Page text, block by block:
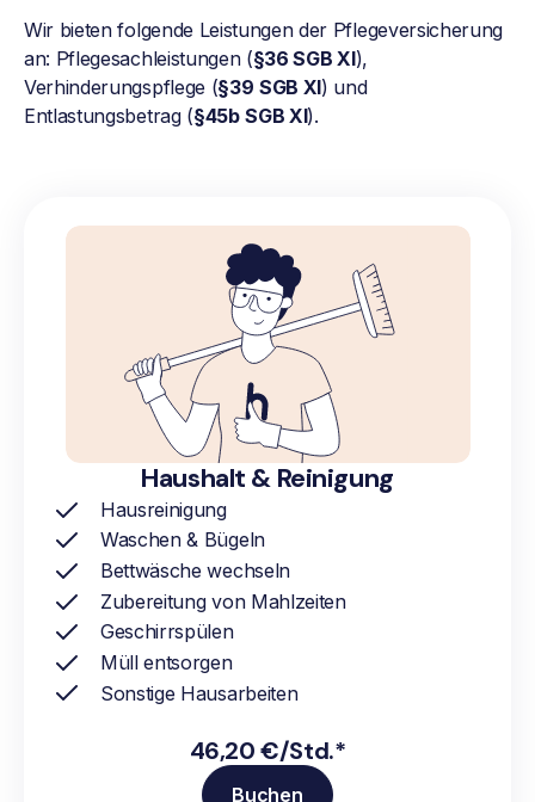
Wir bieten folgende Leistungen der Pflegeversicherung
an: Pflegesachleistungen (§36 SGB XI),
Verhinderungspflege (§39 SGB XI) und
Entlastungsbetrag (§45b SGB XI).
Haushalt & Reinigung
Hausreinigung
Waschen & Bügeln
Bettwäsche wechseln
Zubereitung von Mahlzeiten
Geschirrspülen
Müll entsorgen
Sonstige Hausarbeiten
46,20 €/Std.*
Buchen